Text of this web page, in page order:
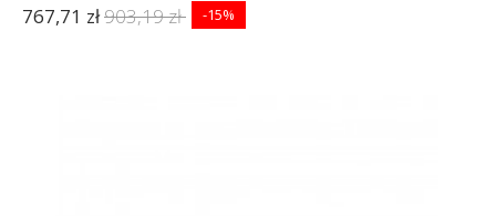
767,71 zł903,19 zł -15%